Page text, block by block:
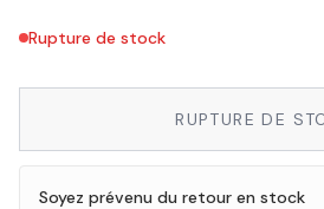
Rupture de stock
RUPTURE DE
Soyez prévenu du retour en stock